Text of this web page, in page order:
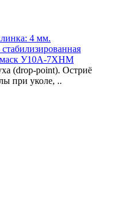
4 мм.
У10А-7ХНМ
(drop-point). Остриё
при уколе, ..